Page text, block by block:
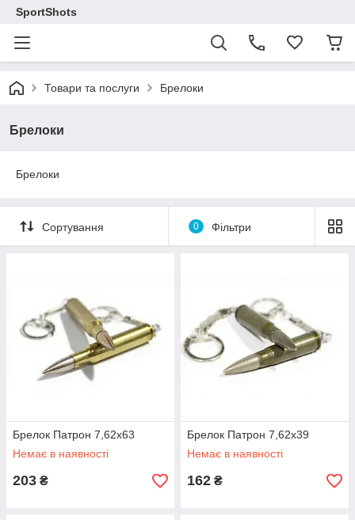
SportShots
Товари та послуги Брелоки
Брелоки
Брелоки
Сортування 0 Фільтри
Брелок Патрон 7,62х63
Немає в наявності
203 ₴
Брелок Патрон 7,62х39
Немає в наявності
162 ₴